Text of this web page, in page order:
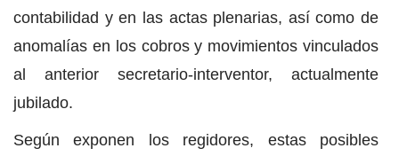
contabilidad y en las actas plenarias, así como de
anomalías en los cobros y movimientos vinculados
al anterior secretario-interventor, actualmente
jubilado.
Según exponen los regidores, estas posibles